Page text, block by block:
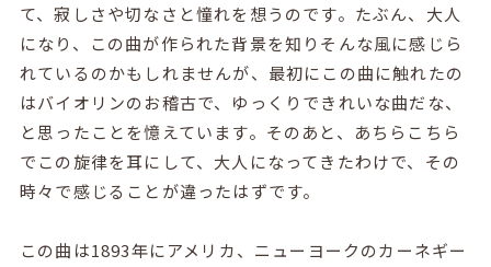
て、寂しさや切なさと憧れを想うのです。たぶん、大人
になり、この曲が作られた背景を知りそんな風に感じら
れているのかもしれませんが、最初にこの曲に触れたの
はバイオリンのお稽古で、ゆっくりできれいな曲だな、
と思ったことを憶えています。そのあと、あちらこちら
でこの旋律を耳にして、大人になってきたわけで、その
時々で感じることが違ったはずです。
この曲は1893年にアメリカ、ニューヨークのカーネギー